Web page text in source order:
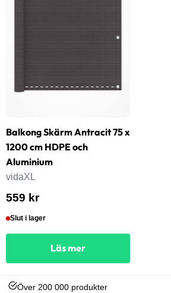
Balkong Skärm Antracit 75 x
1200 cm HDPE och
Aluminium
vidaXL
559 kr
Slut i lager
Läs mer
Över 200 000 produkter